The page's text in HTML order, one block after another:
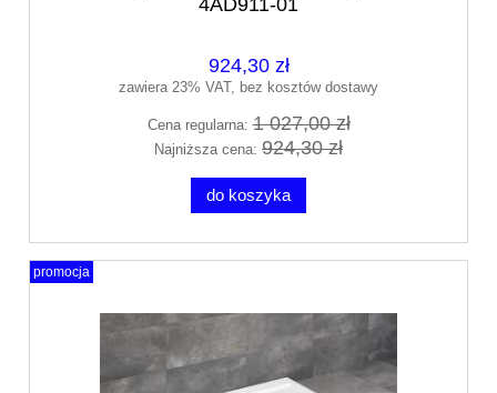
924,30 zł
zawiera 23% VAT, bez kosztów dostawy
Cena regularna:1 027,00 zł
Najniższa cena: 924,30 zł
do koszyka
promocja